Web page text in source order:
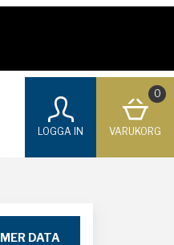
LOGGA IN
0
VARUKORG
MER DATA